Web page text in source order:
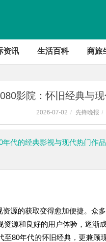
资讯 生活百科 商旅
影院：怀旧经典与
2026-07-02 / 先锋晚报 /
年代的经典影视与现代热门作
源的获取变得愈加便捷。众
资源和良好的用户体验，逐渐
至80年代的怀旧经典，更兼